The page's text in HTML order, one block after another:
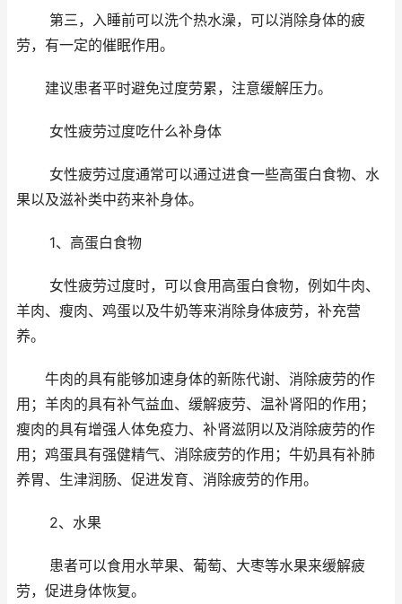
第三，入睡前可以洗个热水澡，可以消除身体的疲
劳，有一定的催眠作用。
建议患者平时避免过度劳累，注意缓解压力。
女性疲劳过度吃什么补身体
女性疲劳过度通常可以通过进食一些高蛋白食物、水
果以及滋补类中药来补身体。
1、高蛋白食物
女性疲劳过度时，可以食用高蛋白食物，例如牛肉、
羊肉、瘦肉、鸡蛋以及牛奶等来消除身体疲劳，补充营
养。
牛肉的具有能够加速身体的新陈代谢、消除疲劳的作
用；羊肉的具有补气益血、缓解疲劳、温补肾阳的作用；
瘦肉的具有增强人体免疫力、补肾滋阴以及消除疲劳的作
用；鸡蛋具有强健精气、消除疲劳的作用；牛奶具有补肺
养胃、生津润肠、促进发育、消除疲劳的作用。
2、水果
患者可以食用水苹果、葡萄、大枣等水果来缓解疲
劳，促进身体恢复。